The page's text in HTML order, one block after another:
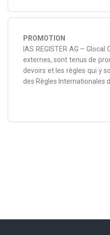
PROMOTION
IAS REGISTER AG –
externes, sont tenus de
devoirs et les règles qui y
des Règles Internationales